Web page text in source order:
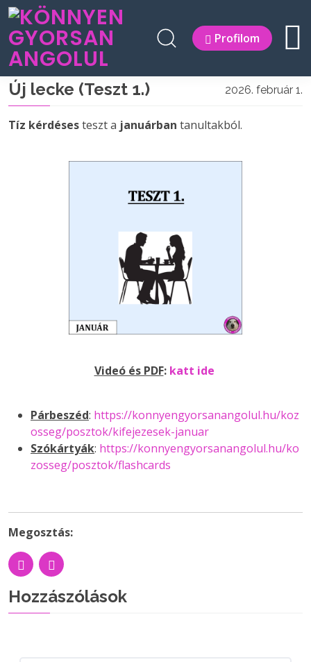
Profilom
Új lecke (Teszt 1.) 2026. február 1.
Tíz kérdésesteszt a januárban tanultakból.
Videó és PDF: katt ide
Párbeszéd: https://konnyengyorsanangolul.hu/koz
osseg/posztok/kifejezesek-januar
Szókártyák: https://konnyengyorsanangolul.hu/ko
zosseg/posztok/flashcards
Megosztás:
Hozzászólások